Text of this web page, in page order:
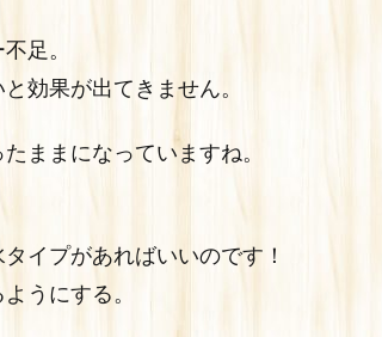
足。
効果が出てきません。
ままになっていますね。
イプがあればいいのです！
うにする。